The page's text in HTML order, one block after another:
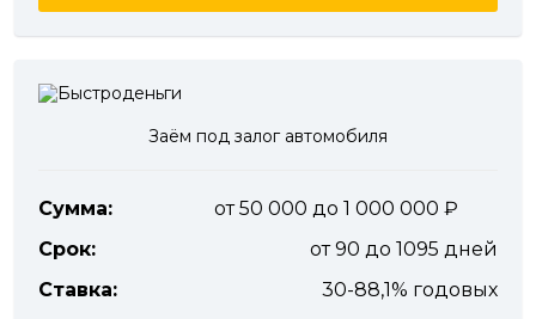
Заём под залог автомобиля
Сумма:
от 50 000 до 1 000 000
Срок:
от 90 до 1095 дней
Ставка:
30-88,1% годовых